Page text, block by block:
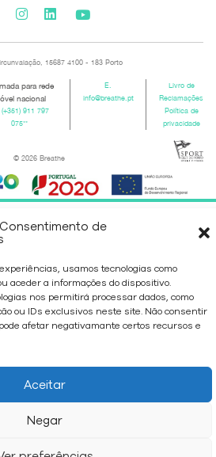
de
usamos tecnologias como
aceder a informações do dispositivo.
nos permitirá processar dados, como
ou IDs exclusivos neste site. Não consentir
afetar negativamante certos recursos e
Aceitar
Negar
15687 4100 - 183 Porto
para rede
nacional
(+351) 911 797
075**
E.
info@breathe.pt
Livro de
Reclamações
Política de
privacidade
© 2026 Breathe